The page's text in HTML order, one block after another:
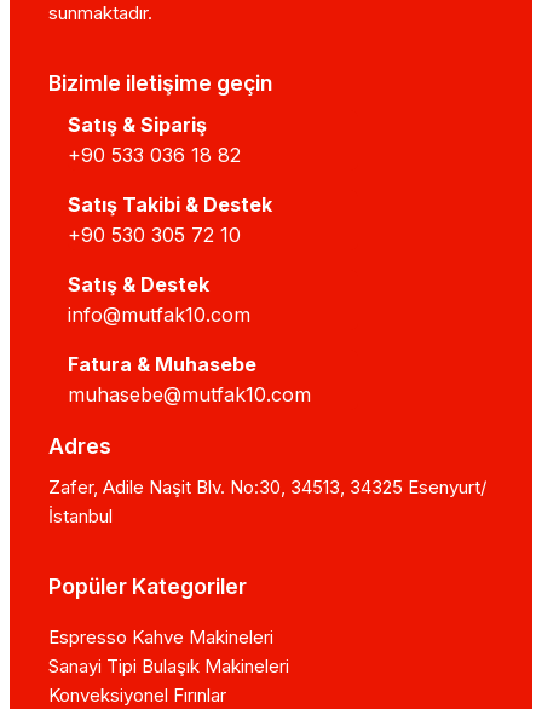
sunmaktadır.
Bizimle iletişime geçin
Satış & Sipariş
+90 533 036 18 82
Satış Takibi & Destek
+90 530 305 72 10
Satış & Destek
info@mutfak10.com
Fatura & Muhasebe
muhasebe@mutfak10.com
Adres
Zafer, Adile Naşit Blv. No:30, 34513, 34325 Esenyurt/
İstanbul
Popüler Kategoriler
Espresso Kahve Makineleri
Sanayi Tipi Bulaşık Makineleri
Konveksiyonel Fırınlar